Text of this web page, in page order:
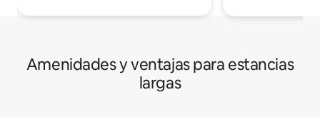
Amenidades y ventajas para estancias
largas